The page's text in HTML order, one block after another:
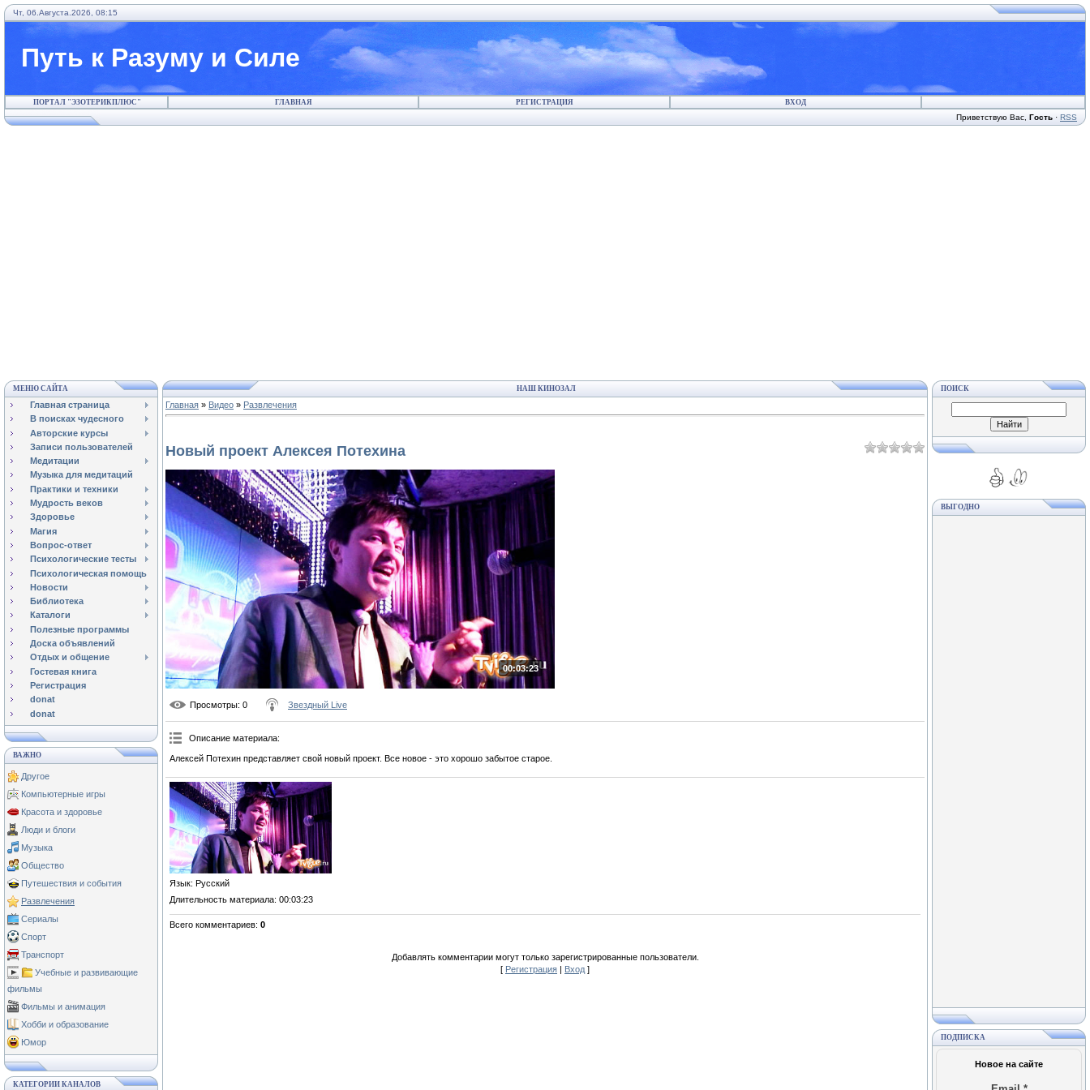
Чт, 06.Августа.2026, 08:15
Путь к Разуму и Силе
ПОРТАЛ "ЭЗОТЕРИКПЛЮС" ГЛАВНАЯ РЕГИСТРАЦИЯ ВХОД
Приветствую Вас Гость · RSS
МЕНЮ САЙТА
Главная страница
В поисках чудесного
Авторские курсы
Записи пользователей
Медитации
Музыка для медитаций
Практики и техники
Мудрость веков
Здоровье
Магия
Вопрос-ответ
Психологические тесты
Психологическая помощь
Новости
Библиотека
Каталоги
Полезные программы
Доска объявлений
Отдых и общение
Гостевая книга
Регистрация
donat
donat
ВАЖНО
Другое
Компьютерные игры
Красота и здоровье
Люди и блоги
Музыка
Общество
Путешествия и события
Развлечения
Сериалы
Спорт
Транспорт
Учебные и развивающие
фильмы
Фильмы и анимация
Хобби и образование
Юмор
КАТЕГОРИИ КАНАЛОВ
НАШ КИНОЗАЛ
Главная » Видео » Развлечения
Новый проект Алексея Потехина
00:03:23
Просмотры: 0 Звездный Live
Описание материала:
Алексей Потехин представляет свой новый проект. Все новое - это хорошо забытое старое.
Язык: Русский
Длительность материала: 00:03:23
Всего комментариев: 0
Добавлять комментарии могут только зарегистрированные пользователи.
[ Регистрация | Вход ]
ПОИСК
ВЫГОДНО
ПОДПИСКА
Новое на сайте